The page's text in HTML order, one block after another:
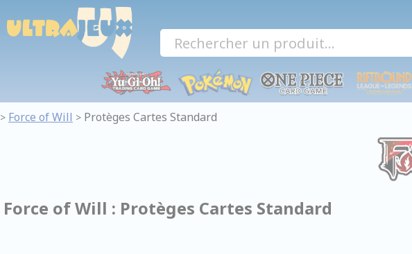
> Force of Will > Protèges Cartes Standard
Force of Will : Protèges Cartes Standard
Panneau de gestion des cookies